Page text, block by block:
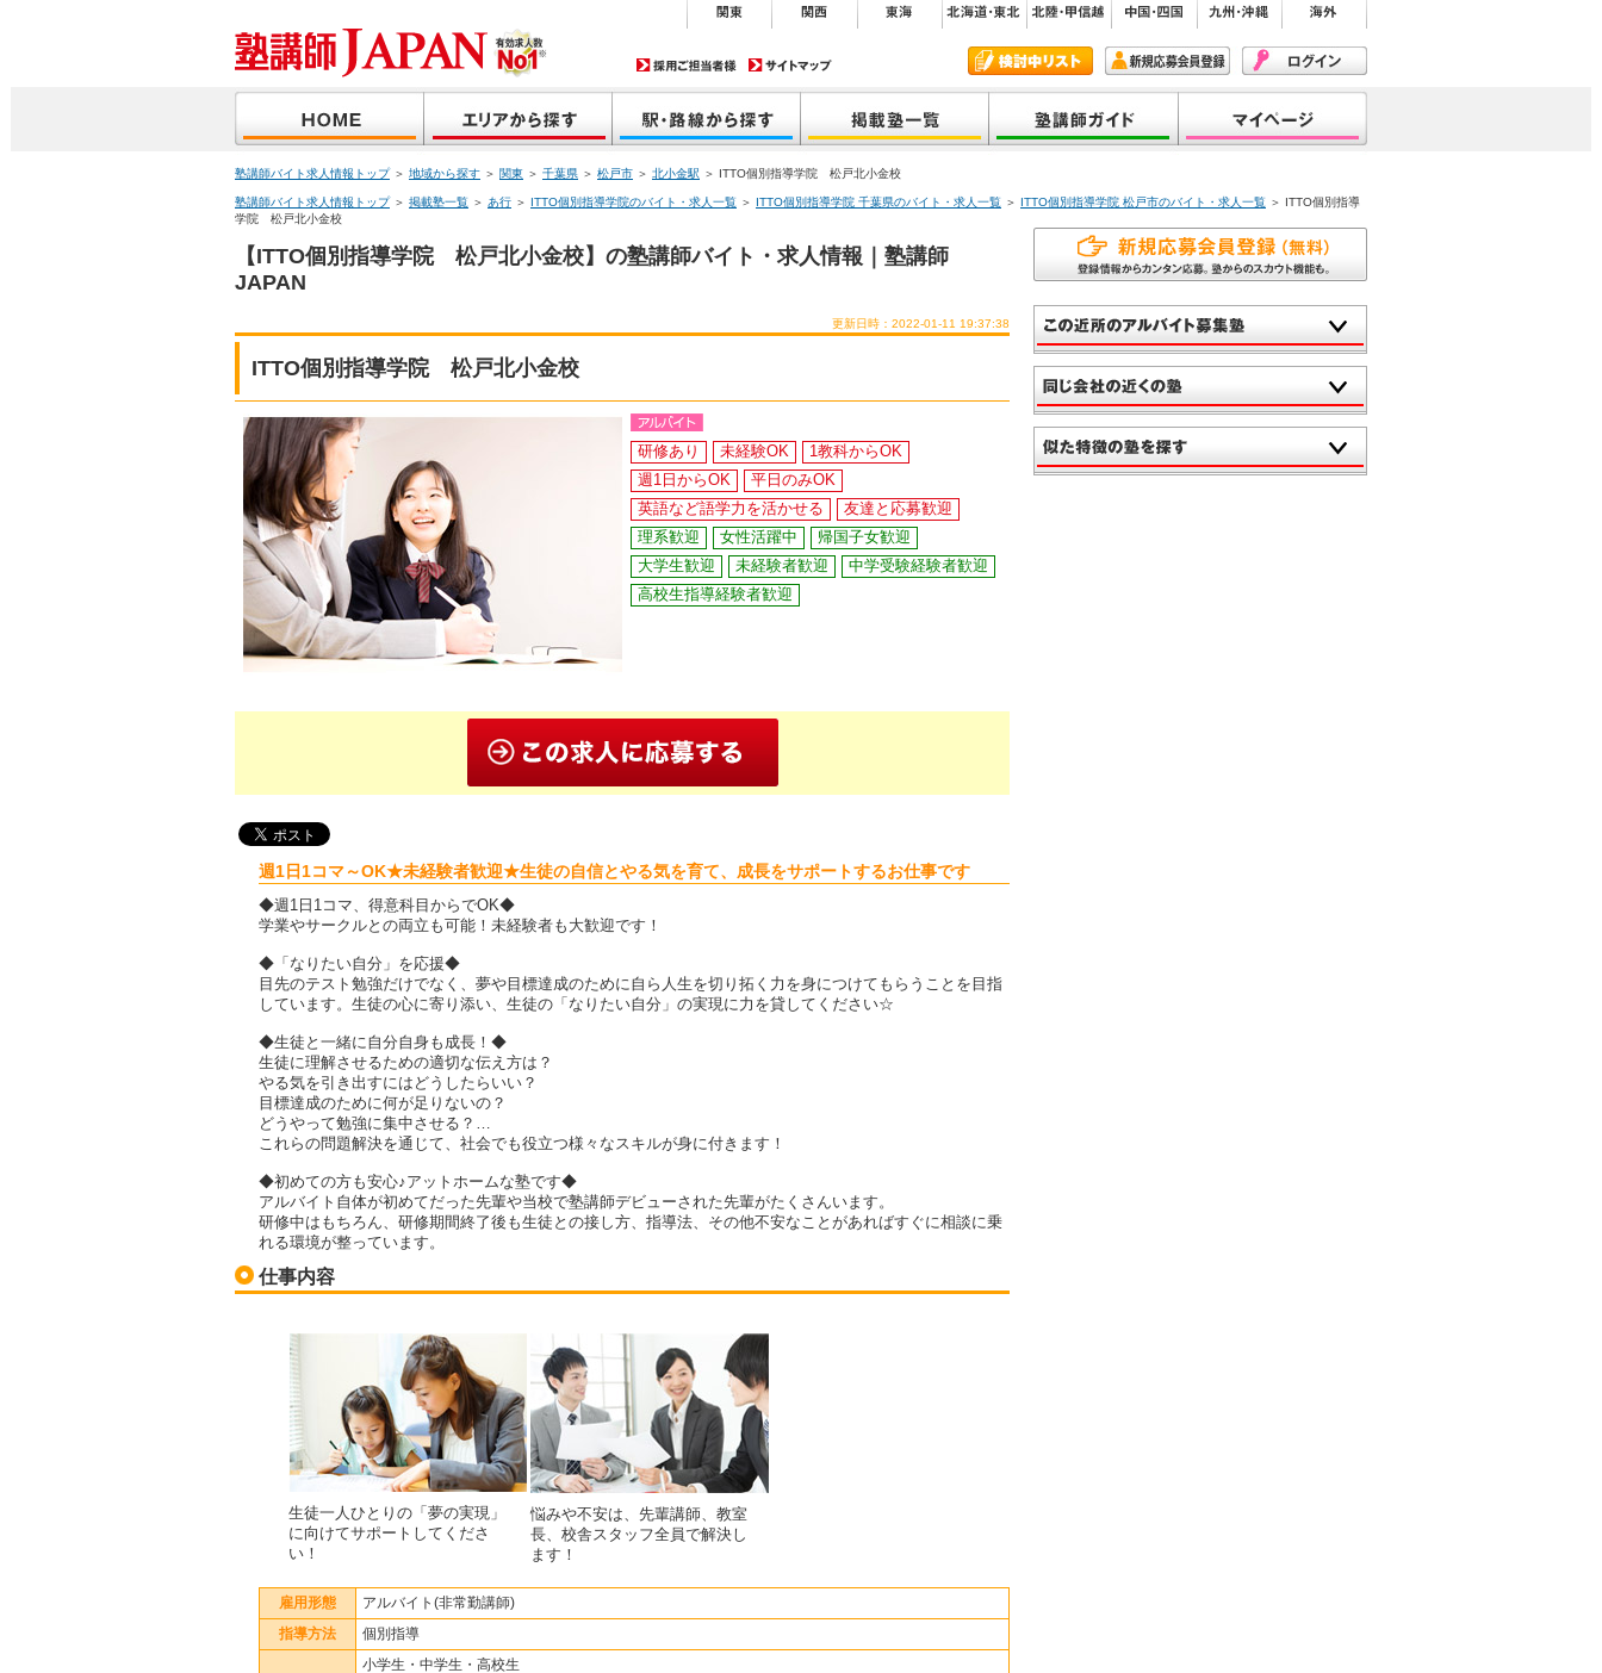
塾講師バイト求人情報トップ＞ 地域から探す ＞ 関東 ＞ 千葉県 ＞ 松戸市 ＞ 北小金駅 ＞ ITTO個別指導学院 松戸北小金校
塾講師バイト求人情報トップ＞ 掲載塾一覧 ＞ あ行 ＞ ITTO個別指導学院のバイト・求人一覧 ＞ ITTO個別指導学院 千葉県のバイト・求人一覧 ＞ ITTO個別指導学院 松戸市のバイト・求人一覧 ＞ ITTO個別指導
学院 松戸北小金校
【ITTO個別指導学院 松戸北小金校】の塾講師バイト・求人情報｜塾講師
JAPAN
更新日時：2022-01-11 19:37:38
ITTO個別指導学院 松戸北小金校
研修あり 未経験OK
1教科からOK
週1日からOK
平日のみOK
英語など語学力を活かせる
友達と応募歓迎
理系歓迎
女性活躍中
帰国子女歓迎
大学生歓迎
未経験者歓迎
中学受験経験者歓迎
高校生指導経験者歓迎
週1日1コマ～OK★未経験者歓迎★生徒の自信とやる気を育て、成長をサポートするお仕事です
◆週1日1コマ、得意科目からでOK◆
学業やサークルとの両立も可能！未経験者も大歓迎です！
◆「なりたい自分」を応援◆
目先のテスト勉強だけでなく、夢や目標達成のために自ら人生を切り拓く力を身につけてもらうことを目指
しています。生徒の心に寄り添い、生徒の「なりたい自分」の実現に力を貸してください☆
◆生徒と一緒に自分自身も成長！◆
生徒に理解させるための適切な伝え方は？
やる気を引き出すにはどうしたらいい？
目標達成のために何が足りないの？
どうやって勉強に集中させる？…
これらの問題解決を通じて、社会でも役立つ様々なスキルが身に付きます！
◆初めての方も安心♪アットホームな塾です◆
アルバイト自体が初めてだった先輩や当校で塾講師デビューされた先輩がたくさんいます。
研修中はもちろん、研修期間終了後も生徒との接し方、指導法、その他不安なことがあればすぐに相談に乗
れる環境が整っています。
仕事内容
生徒一人ひとりの「夢の実現」
に向けてサポートしてくださ
い！
悩みや不安は、先輩講師、教室
長、校舎スタッフ全員で解決し
ます！
雇用形態 アルバイト(非常勤講師)
指導方法 個別指導
小学生・中学生・高校生